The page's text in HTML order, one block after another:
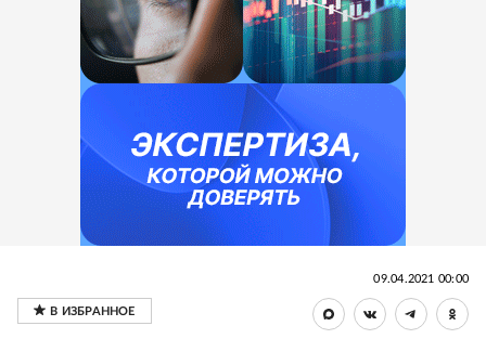
09.04.2021 00:00